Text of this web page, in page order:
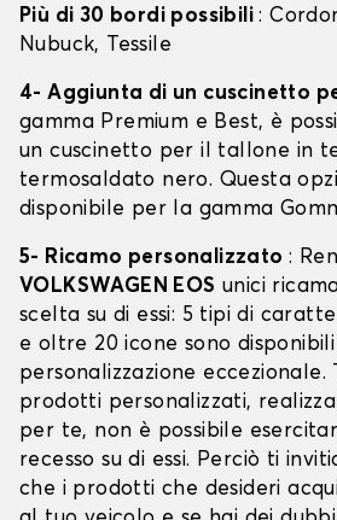
Più di 30 bordi possibili:
Nubuck, Tessile
4- Aggiunta di un cuscinetto
gamma Premium e Best, è
un cuscinetto per il tallone in
termosaldato nero. Questa
disponibile per la gamma
5- Ricamo personalizzato :
VOLKSWAGEN EOS unici
scelta su di essi: 5 tipi di
e oltre 20 icone sono
personalizzazione eccezionale.
prodotti personalizzati,
per te, non è possibile
recesso su di essi. Perciò ti
che i prodotti che desideri